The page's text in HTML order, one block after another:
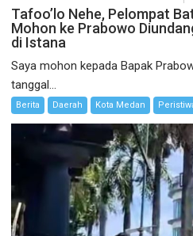
Tafoo’lo Nehe, Pelompat
Mohon ke Prabowo
di Istana
Saya mohon kepada Bapak
tanggal...
Berita Daerah Kota Medan